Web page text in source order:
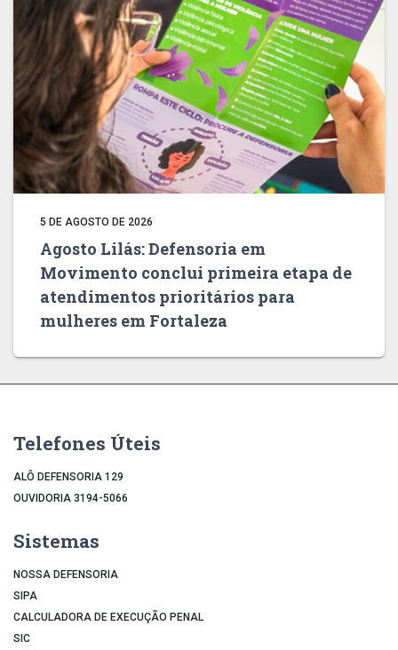
5 DE AGOSTO DE 2026
Agosto Lilás: Defensoria em
Movimento conclui primeira etapa de
atendimentos prioritários para
mulheres em Fortaleza
Telefones Úteis
ALÔ DEFENSORIA 129
OUVIDORIA 3194-5066
Sistemas
NOSSA DEFENSORIA
SIPA
CALCULADORA DE EXECUÇÃO PENAL
SIC